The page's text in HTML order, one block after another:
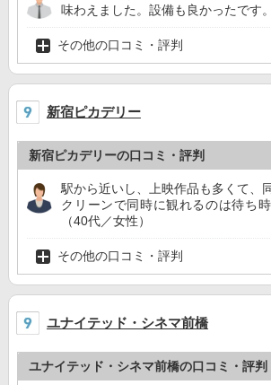
味わえました。設備も良かったです
その他の口コミ・評判
新宿ピカデリー
新宿ピカデリーの口コミ・評判
駅から近いし、上映作品も多くて、
クリーンで同時に観れるのは待ち時
（40代／女性）
その他の口コミ・評判
ユナイテッド・シネマ前橋
ユナイテッド・シネマ前橋の口コミ・評判